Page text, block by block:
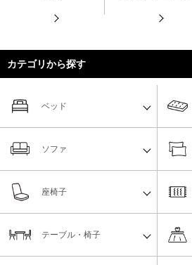
カテゴリから探す
ベッド
ソファ
座椅子
テーブル・椅子